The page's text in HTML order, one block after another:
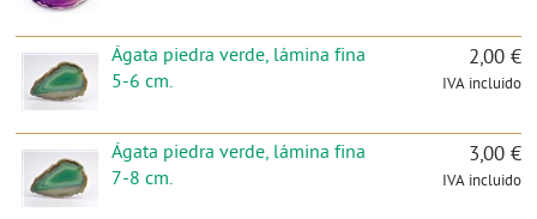
Ágata piedra verde, lámina fina
5-6 cm.
2,00 €
IVA incluido
Ágata piedra verde, lámina fina
7-8 cm.
3,00 €
IVA incluido